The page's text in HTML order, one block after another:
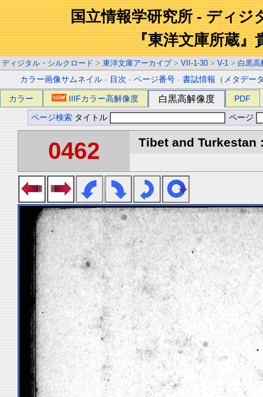
国立情報学研究所 - ディジ
『東洋文庫所蔵』
ディジタル・シルクロード > 東洋文庫アーカイブ > VII-1-30 > V-1 > 白黒高
カラー画像サムネイル - 目次 -ページ番号 -書誌情報（メタデー
カラー IIIFカラー高解像度 白黒高解像度 PDF
ページ検索 タイトル ページ
0462 Tibet and Turkestan